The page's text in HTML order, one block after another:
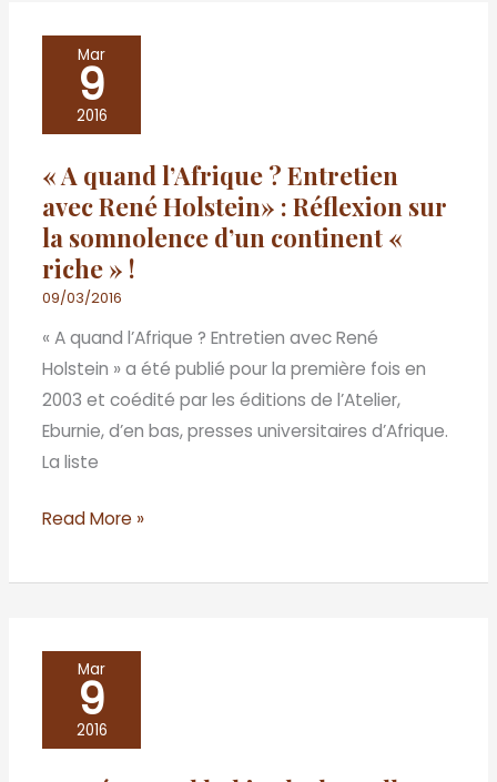
Mar
9
2016
« A quand l’Afrique ? Entretien
avec René Holstein» : Réflexion sur
la somnolence d’un continent «
riche » !
09/03/2016
« A quand l’Afrique ? Entretien avec René
Holstein » a été publié pour la première fois en
2003 et coédité par les éditions de l’Atelier,
Eburnie, d’en bas, presses universitaires d’Afrique.
La liste
quand
?
Entretien
avec
René
Holstein»
Réflexion
sur
la
somnolence
continent
riche
Read More »
Mar
9
2016
Perpétue
l’habitude